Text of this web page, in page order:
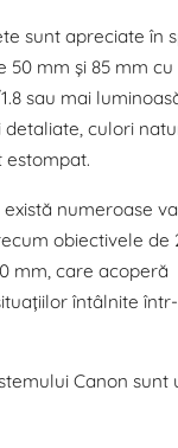
sunt apreciate în
50 mm și 85 mm cu
sau mai
culori
numeroase
obiectivele de
mm, care acoperă
întâlnite
Canon sunt